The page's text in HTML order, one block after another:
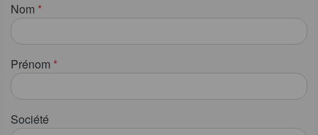
Nom *
Prénom *
Société